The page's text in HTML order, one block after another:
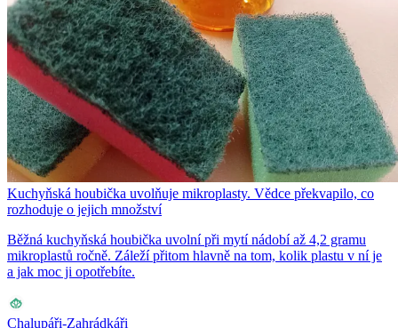
Kuchyňská houbička uvolňuje mikroplasty. Vědce překvapilo, co
rozhoduje o jejich množství
Běžná kuchyňská houbička uvolní při mytí nádobí až 4,2 gramu
mikroplastů ročně. Záleží přitom hlavně na tom, kolik plastu v ní je
a jak moc ji opotřebíte.
Chalupáři-Zahrádkáři